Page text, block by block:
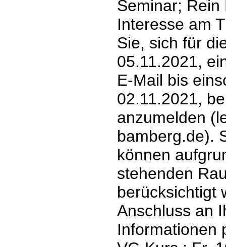
Seminar; Rein
Interesse am
Sie, sich für
05.11.2021,
E-Mail bis
02.11.2021,
anzumelden
bamberg.de).
können
stehenden
berücksichtigt
Anschluss an
Informationen